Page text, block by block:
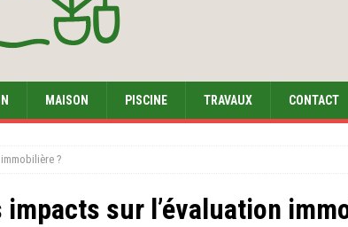
MAISON PISCINE TRAVAUX CONTACT
?
sur l’évaluation